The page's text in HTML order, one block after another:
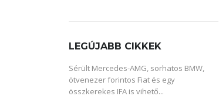
LEGÚJABB CIKKEK
Sérült Mercedes-AMG, sorhatos BMW,
ötvenezer forintos Fiat és egy
összkerekes IFA is vihető...